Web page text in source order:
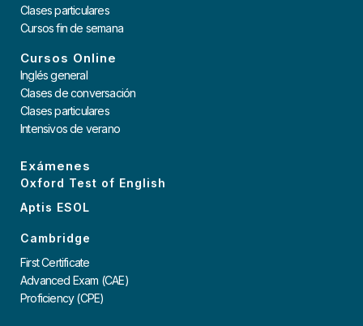
Clases particulares
Cursos fin de semana
Cursos Online
Inglés general
Clases de conversación
Clases particulares
Intensivos de verano
Exámenes
Oxford Test of English
Aptis ESOL
Cambridge
First Certificate
Advanced Exam (CAE)
Proficiency (CPE)